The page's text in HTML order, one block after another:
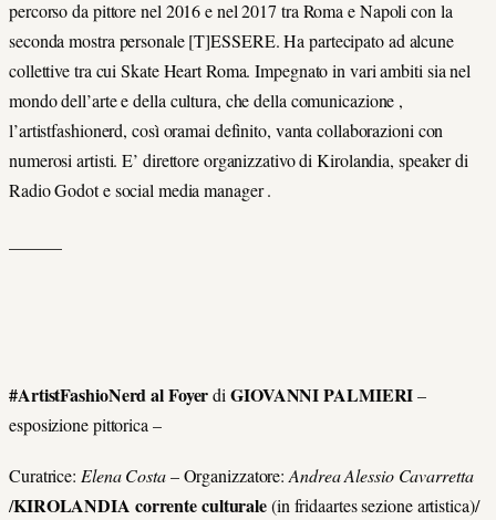
percorso da pittore nel 2016 e nel 2017 tra Roma e Napoli con la
seconda mostra personale [T]ESSERE. Ha partecipato ad alcune
collettive tra cui Skate Heart Roma. Impegnato in vari ambiti sia nel
mondo dell’arte e della cultura, che della comunicazione ,
l’artistfashionerd, così oramai definito, vanta collaborazioni con
numerosi artisti. E’ direttore organizzativo di Kirolandia, speaker di
Radio Godot e social media manager .
#ArtistFashioNerd al FoyerdiGIOVANNI PALMIERI–
esposizione pittorica –
Curatrice: Elena Costa– Organizzatore:Andrea Alessio Cavarretta
/KIROLANDIA corrente culturale(in fridaartes sezione artistica)/